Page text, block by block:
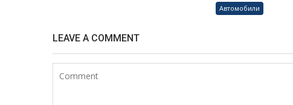
Автомобили
LEAVE A COMMENT